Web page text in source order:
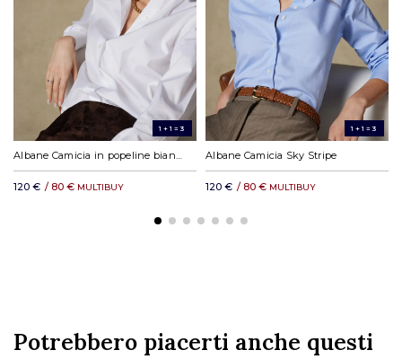
DHL Express in Europa: a partire da 19,23 €
DHL resto del mondo: a partire da 35,11 €
*Si applicano costi di servizio.
1+1=3
Albane Camicia in popeline bianco
120 € / 80 € MULTIBUY
1+1=3
Albane Camicia Sky Stripe
120 € / 80 € MULTIBUY
Potrebbero piacerti anche questi